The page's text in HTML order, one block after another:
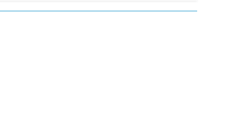
en el Sanatorio Urquiza
Buenos Aires